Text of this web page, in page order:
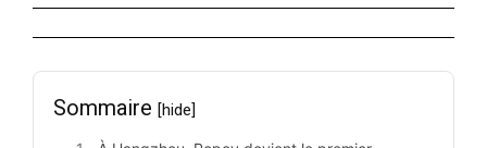
Sommaire [hide]